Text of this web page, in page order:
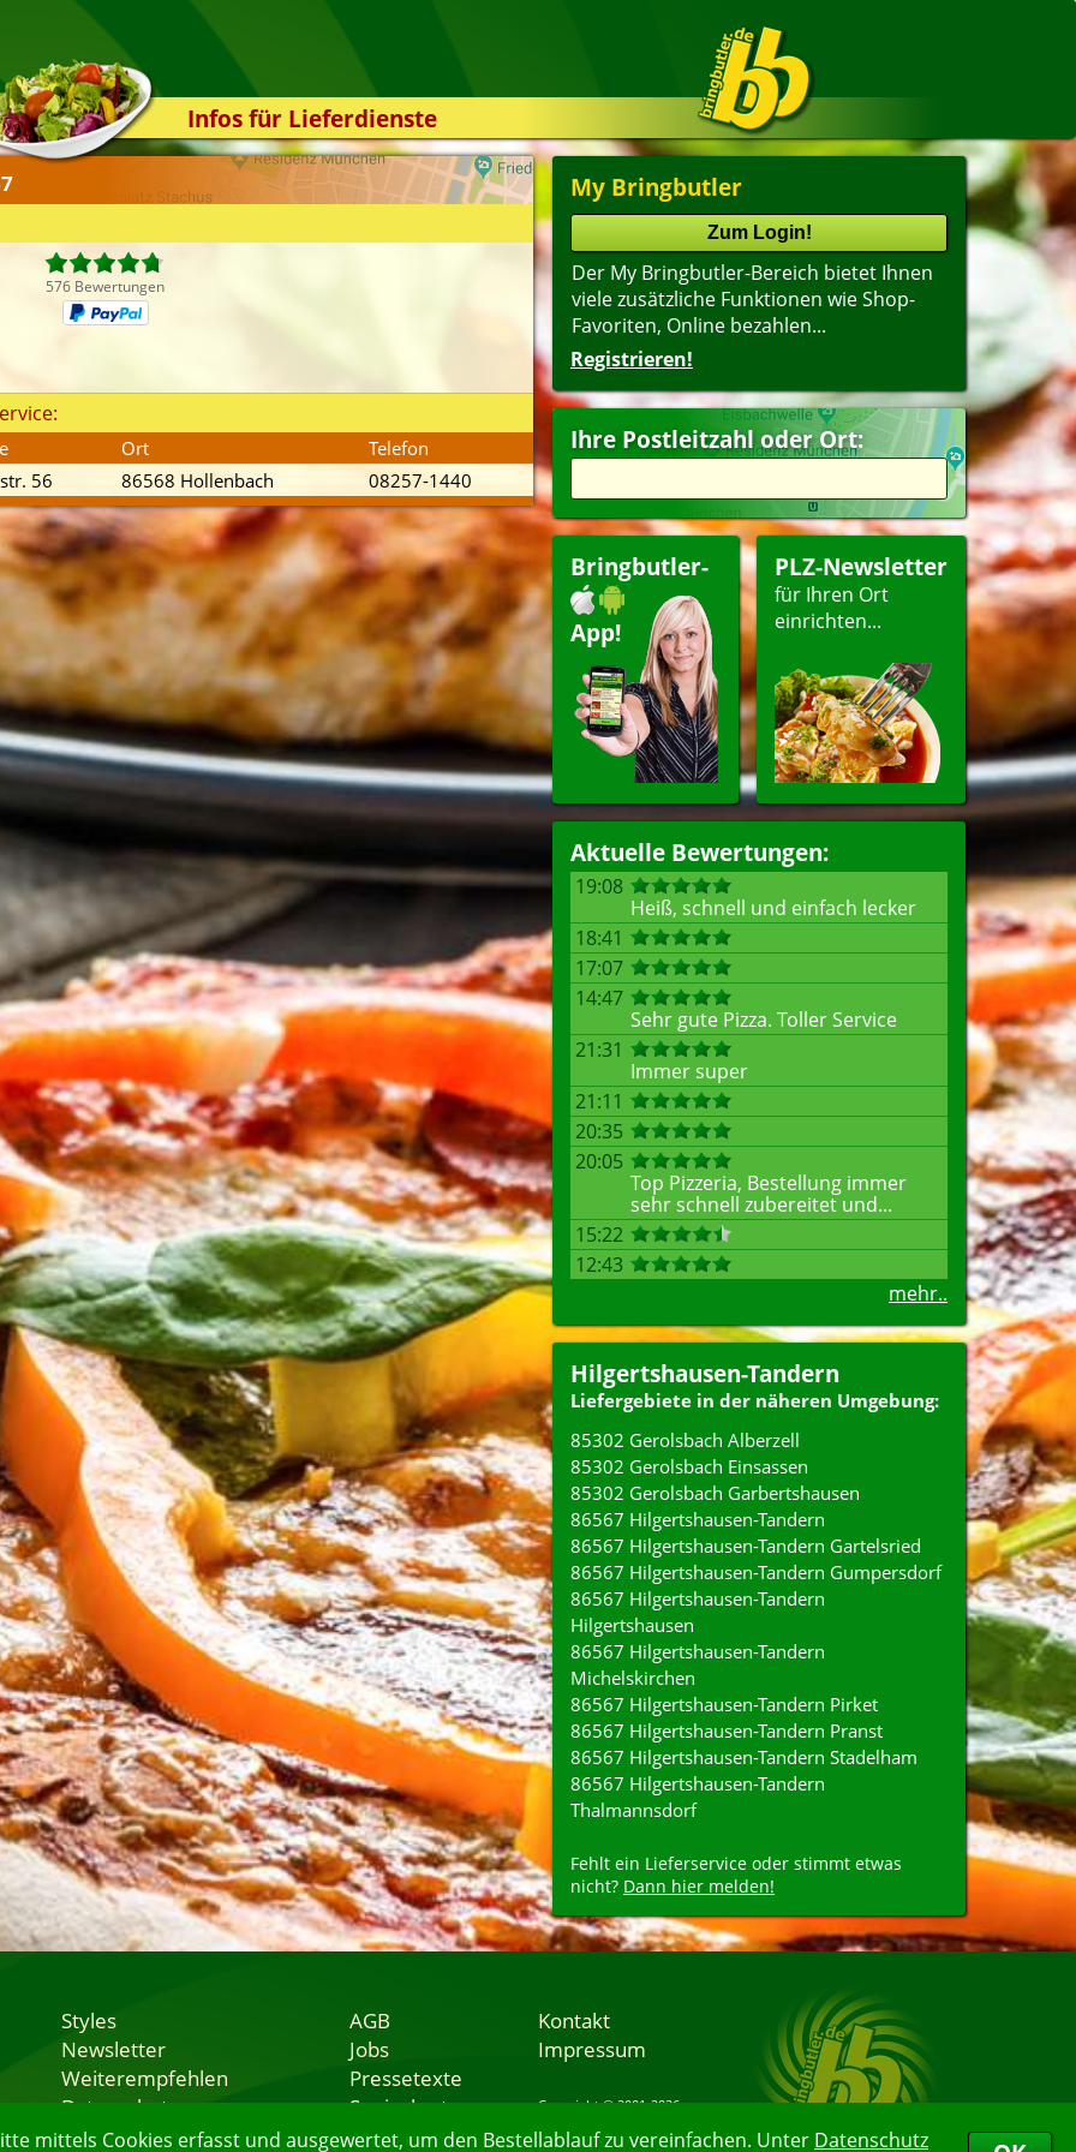
mittels Cookies erfasst und ausgewertet, um den Bestellablauf zu vereinfachen. Unter Datenschutz
Infos für Lieferdienste
Kassensystem
Zuverlässigkeit
Kontakt
My Bringbutler
Der My Bringbutler-Bereich bietet Ihnen
viele zusätzliche Funktionen wie Shop-
Favoriten, Online bezahlen...
Registrieren!
Ihre Postleitzahl oder Ort:
Bringbutler-
App!
PLZ-Newsletter
für Ihren Ort
einrichten...
Aktuelle Bewertungen:
19:08
Heiß, schnell und einfach lecker
18:41
17:07
14:47
Sehr gute Pizza. Toller Service
21:31
Immer super
21:11
20:35
20:05
Top Pizzeria, Bestellung immer
sehr schnell zubereitet und...
15:22
12:43
mehr..
Hilgertshausen-Tandern
Liefergebiete in der näheren Umgebung:
85302 Gerolsbach Alberzell
85302 Gerolsbach Einsassen
85302 Gerolsbach Garbertshausen
86567 Hilgertshausen-Tandern
86567 Hilgertshausen-Tandern Gartelsried
86567 Hilgertshausen-Tandern Gumpersdorf
86567 Hilgertshausen-Tandern
Hilgertshausen
86567 Hilgertshausen-Tandern
Michelskirchen
86567 Hilgertshausen-Tandern Pirket
86567 Hilgertshausen-Tandern Pranst
86567 Hilgertshausen-Tandern Stadelham
86567 Hilgertshausen-Tandern
Thalmannsdorf
Fehlt ein Lieferservice oder stimmt etwas
nicht? Dann hier melden!
576 Bewertungen
Ort
Telefon
56 86568 Hollenbach 08257-1440
Styles
Newsletter
Weiterempfehlen
Datenschutz
Nutzungsbedingungen
AGB
Jobs
Pressetexte
Speisekarten
Lieferservice
Kontakt
Impressum
Copyright © 2001-2026
07.08.2026 19:34:18